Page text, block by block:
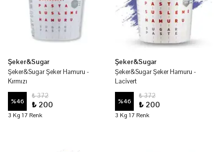
Şeker&Sugar
Şeker&Sugar Şeker Hamuru -
Kırmızı
%46
₺ 372
₺ 200
3 Kg 17 Renk
Şeker&Sugar
Şeker&Sugar Şeker Hamuru -
Lacivert
%46
₺ 372
₺ 200
3 Kg 17 Renk